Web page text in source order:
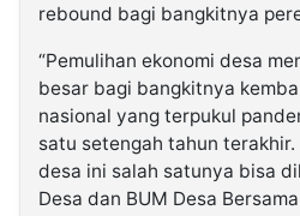
rebound bagi bangkitnya
“Pemulihan ekonomi desa
besar bagi bangkitnya
nasional yang terpukul
satu setengah tahun terakhir.
desa ini salah satunya bisa
Desa dan BUM Desa